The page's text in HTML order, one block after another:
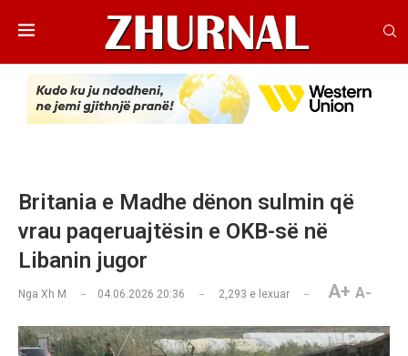
Britania e Madhe dënon sulmin që
vrau paqeruajtësin e OKB-së në
Libanin jugor
Nga Xh M 04.06.2026 20:36 2,293 e lexuar A+ A-